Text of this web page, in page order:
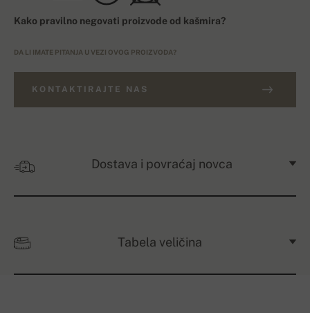
Kako pravilno negovati proizvode od kašmira?
DA LI IMATE PITANJA U VEZI OVOG PROIZVODA?
KONTAKTIRAJTE NAS
Dostava i povraćaj novca
Tabela veličina